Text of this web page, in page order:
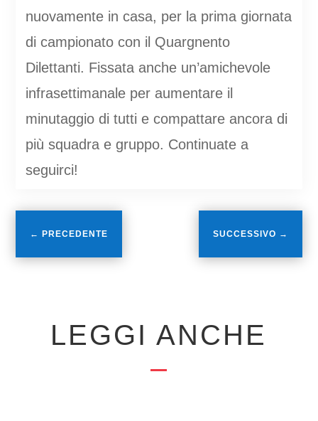
nuovamente in casa, per la prima giornata
di campionato con il Quargnento
Dilettanti. Fissata anche un’amichevole
infrasettimanale per aumentare il
minutaggio di tutti e compattare ancora di
più squadra e gruppo. Continuate a
seguirci!
← PRECEDENTE SUCCESSIVO →
LEGGI ANCHE